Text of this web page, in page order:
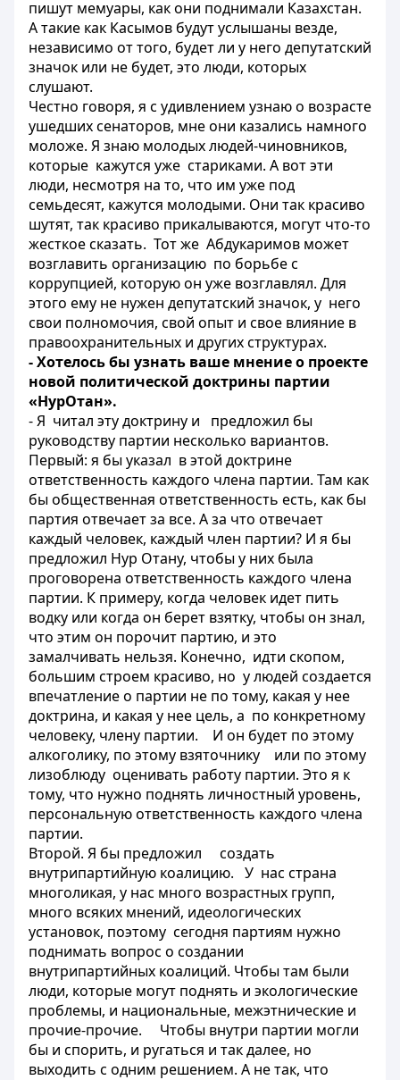
пишут мемуары, как они поднимали Казахстан.
А такие как Касымов будут услышаны везде,
независимо от того, будет ли у него депутатский
значок или не будет, это люди, которых
слушают.
Честно говоря, я с удивлением узнаю о возрасте
ушедших сенаторов, мне они казались намного
моложе. Я знаю молодых людей-чиновников,
которые кажутся уже стариками. А вот эти
люди, несмотря на то, что им уже под
семьдесят, кажутся молодыми. Они так красиво
шутят, так красиво прикалываются, могут что-то
жесткое сказать. Тот же Абдукаримов может
возглавить организацию по борьбе с
коррупцией, которую он уже возглавлял. Для
этого ему не нужен депутатский значок, у него
свои полномочия, свой опыт и свое влияние в
правоохранительных и других структурах.
- Хотелось бы узнать ваше мнение о проекте
новой политической доктрины партии
«НурОтан».
- Я читал эту доктрину и предложил бы
руководству партии несколько вариантов.
Первый: я бы указал в этой доктрине
ответственность каждого члена партии. Там как
бы общественная ответственность есть, как бы
партия отвечает за все. А за что отвечает
каждый человек, каждый член партии? И я бы
предложил Нур Отану, чтобы у них была
проговорена ответственность каждого члена
партии. К примеру, когда человек идет пить
водку или когда он берет взятку, чтобы он знал,
что этим он порочит партию, и это
замалчивать нельзя. Конечно, идти скопом,
большим строем красиво, но у людей создается
впечатление о партии не по тому, какая у нее
доктрина, и какая у нее цель, а по конкретному
человеку, члену партии. И он будет по этому
алкоголику, по этому взяточнику или по этому
лизоблюду оценивать работу партии. Это я к
тому, что нужно поднять личностный уровень,
персональную ответственность каждого члена
партии.
Второй. Я бы предложил создать
внутрипартийную коалицию. У нас страна
многоликая, у нас много возрастных групп,
много всяких мнений, идеологических
установок, поэтому сегодня партиям нужно
поднимать вопрос о создании
внутрипартийных коалиций. Чтобы там были
люди, которые могут поднять и экологические
проблемы, и национальные, межэтнические и
прочие-прочие. Чтобы внутри партии могли
бы и спорить, и ругаться и так далее, но
выходить с одним решением. А не так, что